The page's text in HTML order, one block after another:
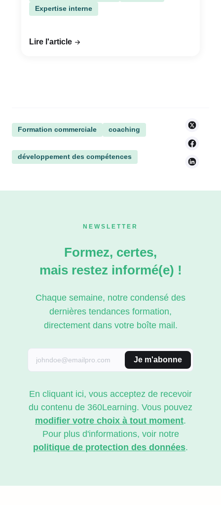
Expertise interne
Lire l'article
Formation commerciale coaching
développement des compétences
NEWSLETTER
Formez, certes,
mais restez informé(e) !
Chaque semaine, notre condensé des
dernières tendances formation,
directement dans votre boîte mail.
Je m'abonne
En cliquant ici, vous acceptez de recevoir
du contenu de 360Learning. Vous pouvez
modifier votre choix à tout moment.
Pour plus d'informations, voir notre
politique de protection des données.